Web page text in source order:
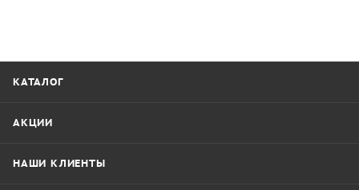
КАТАЛОГ
АКЦИИ
НАШИ КЛИЕНТЫ